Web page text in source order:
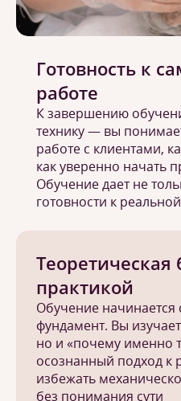
Теоретическая
практикой
Обучение начинается
фундамент. Вы
но и «почему именно
осознанный подход к
избежать
без понимания сути
Готовность к
работе
К завершению
технику — вы
работе с клиентами,
как уверенно начать
Обучение дает не
готовности к